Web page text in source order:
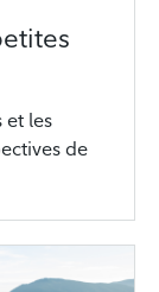
et les
de